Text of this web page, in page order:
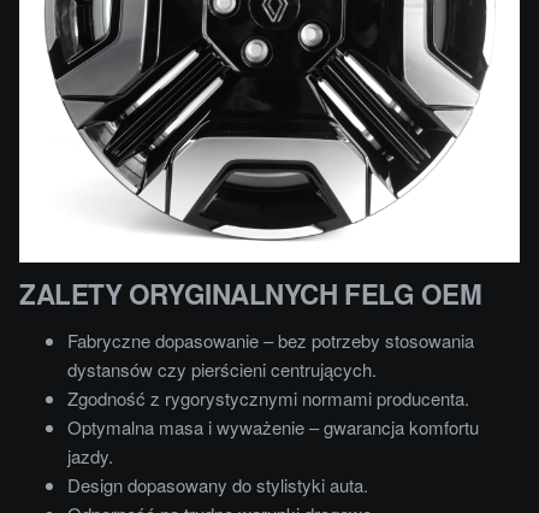
ZALETY ORYGINALNYCH FELG OEM
Fabryczne dopasowanie – bez potrzeby stosowania
dystansów czy pierścieni centrujących.
Zgodność z rygorystycznymi normami producenta.
Optymalna masa i wyważenie – gwarancja komfortu
jazdy.
Design dopasowany do stylistyki auta.